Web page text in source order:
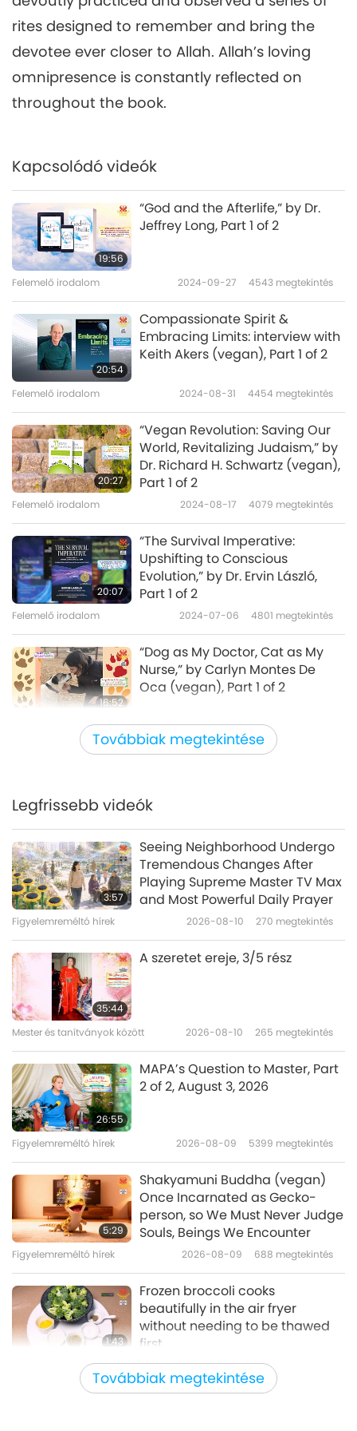
rites designed to remember and bring the
devotee ever closer to Allah. Allah’s loving
omnipresence is constantly reflected on
throughout the book.
Továbbiak megtekintése
Kapcsolódó videók
19:56
“God and the Afterlife,” by Dr.
Jeffrey Long, Part 1 of 2
Felemelő irodalom 2024-09-27 4543 megtekintés
20:54
Compassionate Spirit &
Embracing Limits: interview with
Keith Akers (vegan), Part 1 of 2
Felemelő irodalom 2024-08-31 4454 megtekintés
20:27
“Vegan Revolution: Saving Our
World, Revitalizing Judaism,” by
Dr. Richard H. Schwartz (vegan),
Part 1 of 2
Felemelő irodalom 2024-08-17 4079 megtekintés
20:07
“The Survival Imperative:
Upshifting to Conscious
Evolution,” by Dr. Ervin László,
Part 1 of 2
Felemelő irodalom 2024-07-06 4801 megtekintés
16:52
“Dog as My Doctor, Cat as My
Nurse,” by Carlyn Montes De
Oca (vegan), Part 1 of 2
Felemelő irodalom 2024-05-17 4832
19:23
Speciesism,” Part 1 of 2
17:12
“National Health Stories: Tales
from the front line”: Interview
with Co-Author Dr. Ishani Rao
(vegan), Part 1 of 2
4610
16:26
1 of 2
17:54
“The Tango of Ethics: Intuition,
Leighton (vegan), Part 1 of 2
megtekintés
17:03
“Half-Earth Socialism”: A Plan to
Save the Future – Interview with
Dr. Troy Vettese (vegan), Part 1
Továbbiak megtekintése
Legfrissebb videók
3:57
Seeing Neighborhood Undergo
Tremendous Changes After
Playing Supreme Master TV Max
and Most Powerful Daily Prayer
Figyelemreméltó hírek 2026-08-10 270 megtekintés
35:44
A szeretet ereje, 3/5 rész
Mester és tanítványok között 2026-08-10 265 megtekintés
26:55
MAPA’s Question to Master, Part
2 of 2, August 3, 2026
Figyelemreméltó hírek 2026-08-09 5399 megtekintés
5:29
Shakyamuni Buddha (vegan)
Once Incarnated as Gecko-
person, so We Must Never Judge
Souls, Beings We Encounter
Figyelemreméltó hírek 2026-08-09 688 megtekintés
1:43
Frozen broccoli cooks
beautifully in the air fryer
without needing to be thawed
first.
Figyelemreméltó hírek 2026-08-09 318